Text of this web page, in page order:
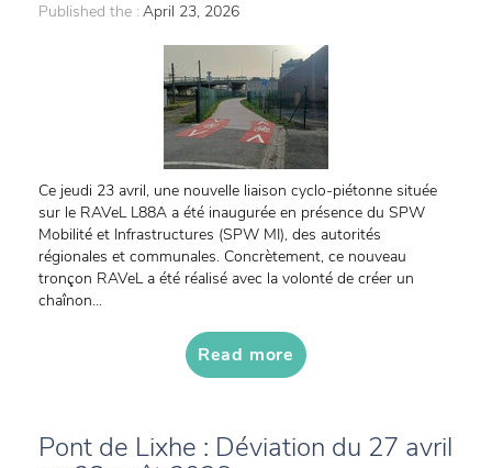
Published the : April 23, 2026
Ce jeudi 23 avril, une nouvelle liaison cyclo-piétonne située
sur le RAVeL L88A a été inaugurée en présence du SPW
Mobilité et Infrastructures (SPW MI), des autorités
régionales et communales. Concrètement, ce nouveau
tronçon RAVeL a été réalisé avec la volonté de créer un
chaînon...
Read more
Pont de Lixhe : Déviation du 27 avril